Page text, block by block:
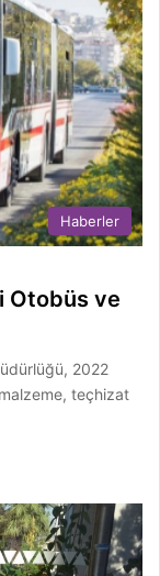
Haberler
Otobüs ve
2022
teçhizat